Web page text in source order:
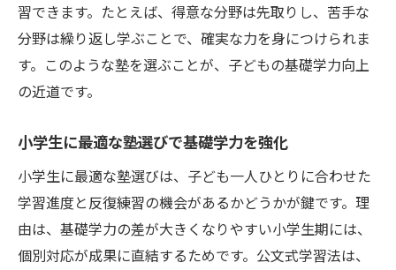
習できます。たとえば、得意な分野は先取りし、苦手な
分野は繰り返し学ぶことで、確実な力を身につけられま
す。このような塾を選ぶことが、子どもの基礎学力向上
の近道です。
小学生に最適な塾選びで基礎学力を強化
小学生に最適な塾選びは、子ども一人ひとりに合わせた
学習進度と反復練習の機会があるかどうかが鍵です。理
由は、基礎学力の差が大きくなりやすい小学生期には、
個別対応が成果に直結するためです。公文式学習法は、